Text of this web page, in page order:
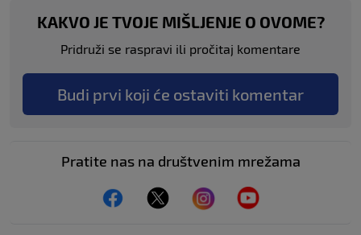
KAKVO JE TVOJE MIŠLJENJE O OVOME?
Pridruži se raspravi ili pročitaj komentare
Budi prvi koji će ostaviti komentar
Pratite nas na društvenim mrežama